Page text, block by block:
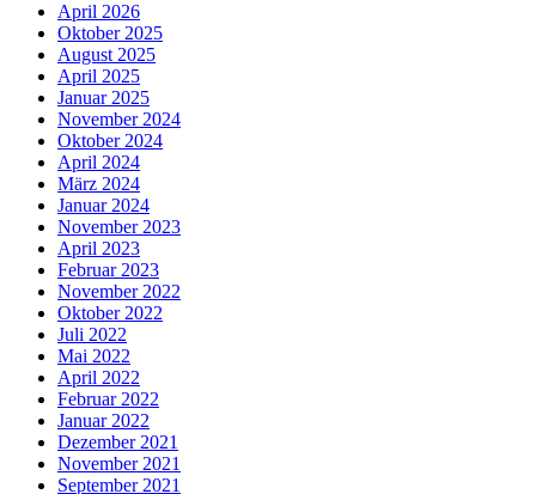
April 2026
Oktober 2025
August 2025
April 2025
Januar 2025
November 2024
Oktober 2024
April 2024
März 2024
Januar 2024
November 2023
April 2023
Februar 2023
November 2022
Oktober 2022
Juli 2022
Mai 2022
April 2022
Februar 2022
Januar 2022
Dezember 2021
November 2021
September 2021